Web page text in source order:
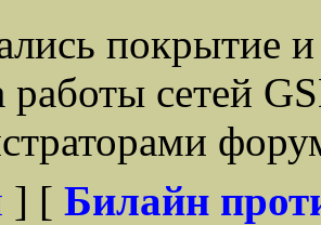
покрытие и
работы сетей
] [ Билайн